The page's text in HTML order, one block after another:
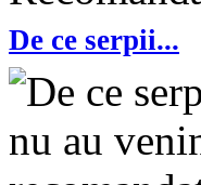
De ce serpii...